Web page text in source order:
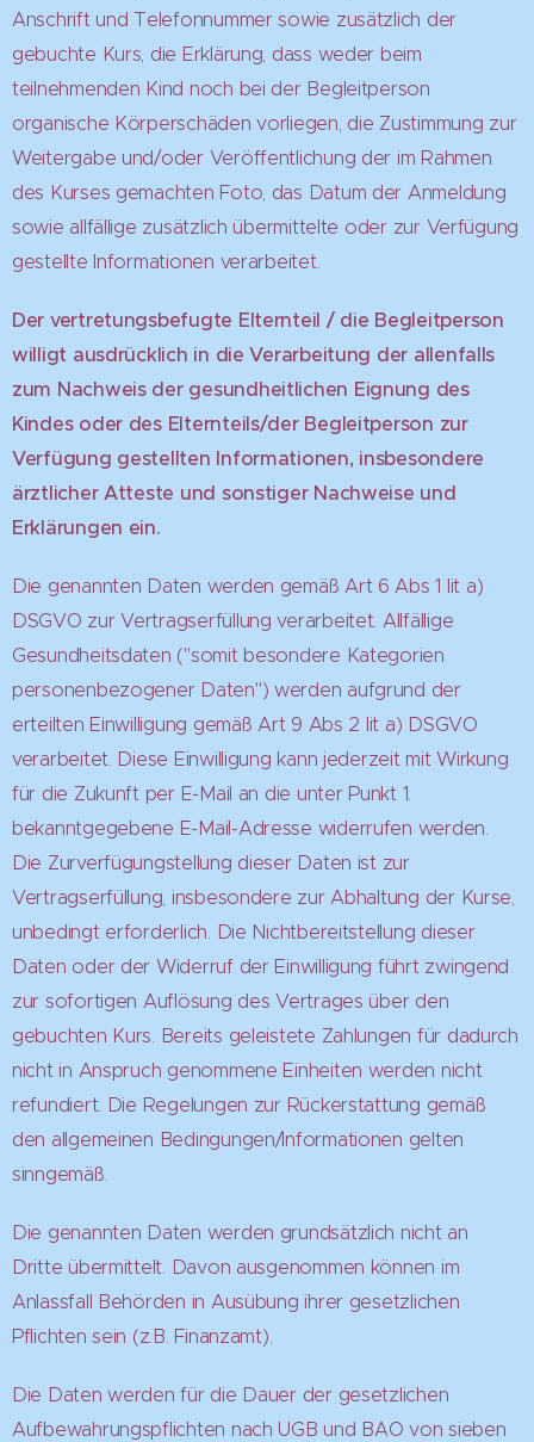
Anschrift und Telefonnummer sowie zusätzlich der
gebuchte Kurs, die Erklärung, dass weder beim
teilnehmenden Kind noch bei der Begleitperson
organische Körperschäden vorliegen, die Zustimmung zur
Weitergabe und/oder Veröffentlichung der im Rahmen
des Kurses gemachten Foto, das Datum der Anmeldung
sowie allfällige zusätzlich übermittelte oder zur Verfügung
gestellte Informationen verarbeitet.
Der vertretungsbefugte Elternteil / die Begleitperson
willigt ausdrücklich in die Verarbeitung der allenfalls
zum Nachweis der gesundheitlichen Eignung des
Kindes oder des Elternteils/der Begleitperson zur
Verfügung gestellten Informationen, insbesondere
ärztlicher Atteste und sonstiger Nachweise und
Erklärungen ein.
Die genannten Daten werden gemäß Art 6 Abs 1 lit a)
DSGVO zur Vertragserfüllung verarbeitet. Allfällige
Gesundheitsdaten ("somit besondere Kategorien
personenbezogener Daten") werden aufgrund der
erteilten Einwilligung gemäß Art 9 Abs 2 lit a) DSGVO
verarbeitet. Diese Einwilligung kann jederzeit mit Wirkung
für die Zukunft per E-Mail an die unter Punkt 1.
bekanntgegebene E-Mail-Adresse widerrufen werden.
Die Zurverfügungstellung dieser Daten ist zur
Vertragserfüllung, insbesondere zur Abhaltung der Kurse,
unbedingt erforderlich. Die Nichtbereitstellung dieser
Daten oder der Widerruf der Einwilligung führt zwingend
zur sofortigen Auflösung des Vertrages über den
gebuchten Kurs. Bereits geleistete Zahlungen für dadurch
nicht in Anspruch genommene Einheiten werden nicht
refundiert. Die Regelungen zur Rückerstattung gemäß
den allgemeinen Bedingungen/Informationen gelten
sinngemäß.
Die genannten Daten werden grundsätzlich nicht an
Dritte übermittelt. Davon ausgenommen können im
Anlassfall Behörden in Ausübung ihrer gesetzlichen
Pflichten sein (z.B. Finanzamt).
Die Daten werden für die Dauer der gesetzlichen
Aufbewahrungspflichten nach UGB und BAO von sieben